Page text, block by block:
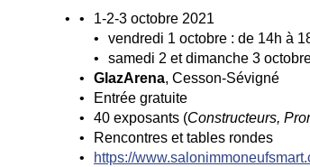
1-2-3 octobre 2021
vendredi 1 octobre : de 14h à
samedi 2 et dimanche 3
GlazArena, Cesson-Sévigné
Entrée gratuite
40 exposants (Constructeurs,
Rencontres et tables rondes
https://